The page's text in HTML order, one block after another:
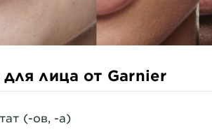
лица от Garnier
(-ов, -а)